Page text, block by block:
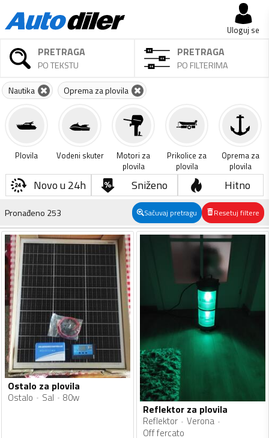
Uloguj se
PRETRAGA
PO TEKSTU
PRETRAGA
PO FILTERIMA
Nautika Oprema za plovila
Plovila Vodeni skuter
Motori za
plovila
Prikolice za
plovila
Oprema za
plovila
Novo u 24h Sniženo Hitno
Pronađeno 253 Sačuvaj pretragu Resetuj filtere
Ostalo za plovila
Ostalo Sal 80w
Reflektor za plovila
Reflektor
Verona
Off fercato